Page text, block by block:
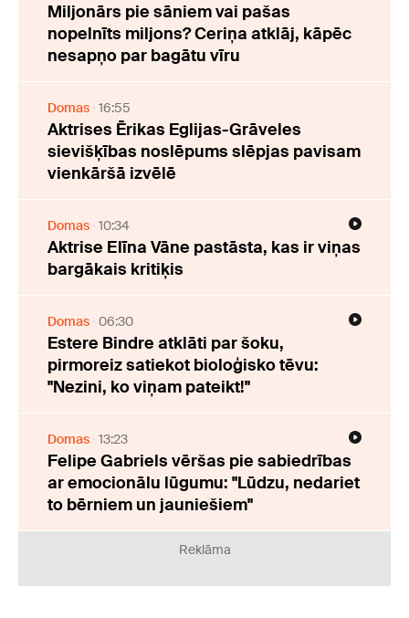
Miljonārs pie sāniem vai pašas
nopelnīts miljons? Ceriņa atklāj, kāpēc
nesapņo par bagātu vīru
Domas 16:55
Aktrises Ērikas Eglijas-Grāveles
sievišķības noslēpums slēpjas pavisam
vienkāršā izvēlē
Domas 10:34
Aktrise Elīna Vāne pastāsta, kas ir viņas
bargākais kritiķis
Domas 06:30
Estere Bindre atklāti par šoku,
pirmoreiz satiekot bioloģisko tēvu:
"Nezini, ko viņam pateikt!"
Domas 13:23
Felipe Gabriels vēršas pie sabiedrības
ar emocionālu lūgumu: "Lūdzu, nedariet
to bērniem un jauniešiem"
Reklāma